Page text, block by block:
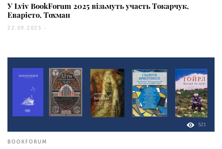
У Lviv BookForum 2025 візьмуть участь Токарчук,
Еварісто, Тохман
22.09.2025 -
521
BOOKFORUM